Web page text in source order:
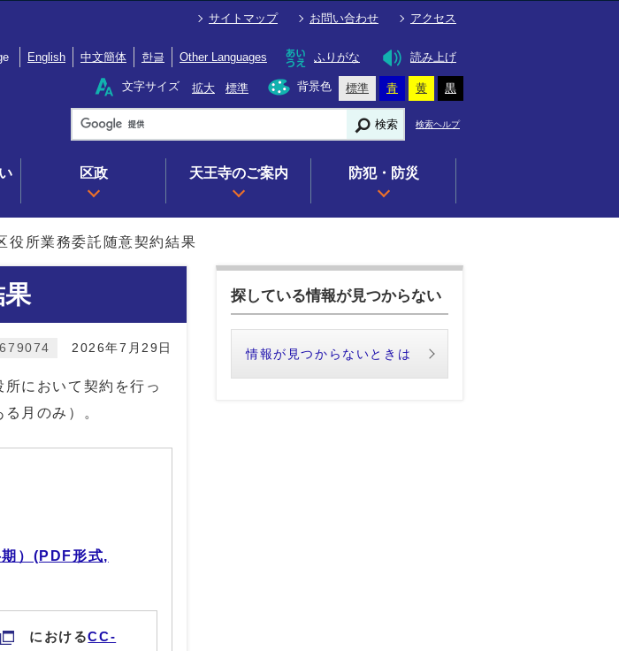
サイトマップ お問い合わせ アクセス
English 中文簡体 한글 Other Languages ふりがな 読み上げ
文字サイズ 拡大 標準 背景色 標準 青 黄 黒
検索 検索ヘルプ
区政 天王寺のご案内 防犯・防災
役所業務委託随意契約結果
果
2026年7月29日
において契約を行っ
月のみ）。
）(PDF形式,
におけるCC-
探している情報が見つからない
情報が見つからないときは